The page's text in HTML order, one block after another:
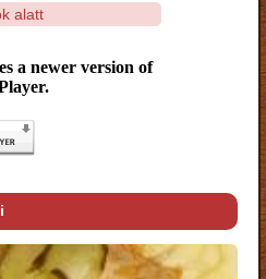
alatt
a newer version of